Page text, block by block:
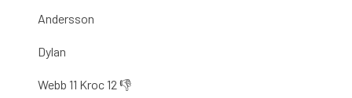
Andersson
Dylan
Webb 11 Kroc 12 👎